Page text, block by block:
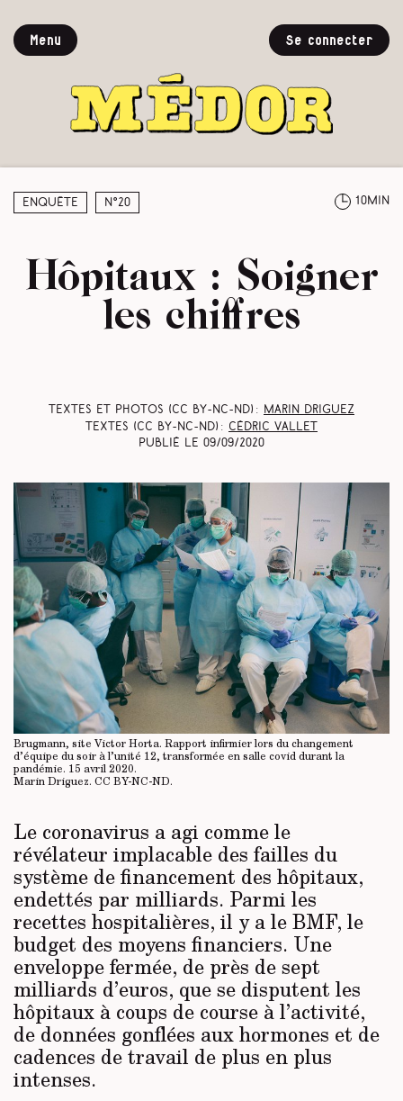
Menu Se connecter
Enquête N°20 10min
Hôpitaux : Soigner
les chiffres
Textes et photos (CC BY-NC-ND) :
Marin Driguez
Textes (CC BY-NC-ND) : Cédric Vallet
Publié le 09/09/2020
Brugmann, site Victor Horta. Rapport infirmier lors du changement
d’équipe du soir à l’unité 12, transformée en salle covid durant la
pandémie. 15 avril 2020.
Marin Driguez. CC BY-NC-ND.
Le coronavirus a agi comme le
révélateur implacable des failles du
système de financement des hôpitaux,
endettés par milliards. Parmi les
recettes hospitalières, il y a le BMF, le
budget des moyens financiers. Une
enveloppe fermée, de près de sept
milliards d’euros, que se disputent les
hôpitaux à coups de course à l’activité,
de données gonflées aux hormones et de
cadences de travail de plus en plus
intenses.